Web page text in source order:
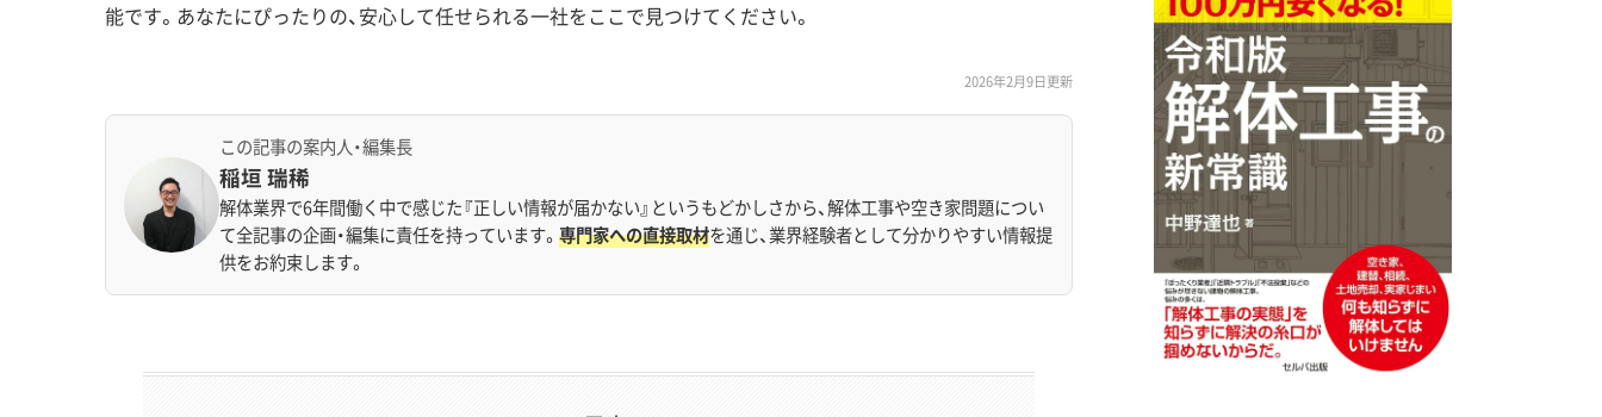
能です。あなたにぴったりの、安心して任せられる一社をここで見つけてください。
2026年2月9日更新
この記事の案内人・編集長
稲垣 瑞稀
解体業界で6年間働く中で感じた『正しい情報が届かない』というもどかしさから、解体工事や空き家問題につい
て全記事の企画・編集に責任を持っています。 専門家への直接取材を通じ、業界経験者として分かりやすい情報提
供をお約束します。